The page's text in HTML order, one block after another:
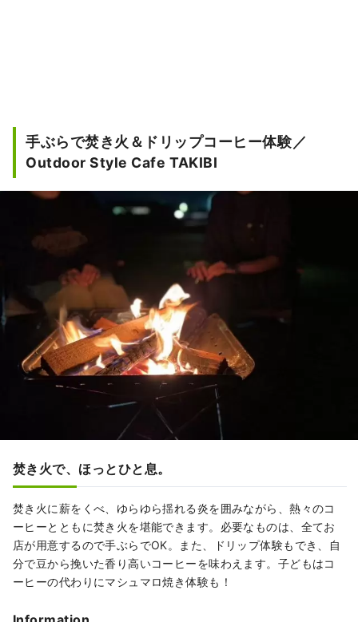
手ぶらで焚き火＆ドリップコーヒー体験／
Outdoor Style Cafe TAKIBI
焚き火で、ほっとひと息。
焚き火に薪をくべ、ゆらゆら揺れる炎を囲みながら、熱々のコ
ーヒーとともに焚き火を堪能できます。必要なものは、全てお
店が用意するので手ぶらでOK。また、ドリップ体験もでき、自
分で豆から挽いた香り高いコーヒーを味わえます。子どもはコ
ーヒーの代わりにマシュマロ焼き体験も！